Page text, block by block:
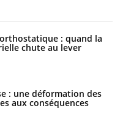
: quand la
chute au lever
: une déformation des
aux conséquences